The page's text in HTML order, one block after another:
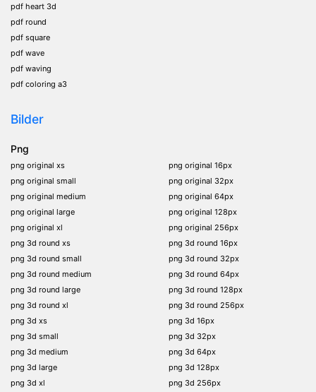
pdf heart 3d
pdf round
pdf square
pdf wave
pdf waving
pdf coloring a3
Bilder
Png
png original xs
png original small
png original medium
png original large
png original xl
png 3d round xs
png 3d round small
png 3d round medium
png 3d round large
png 3d round xl
png 3d xs
png 3d small
png 3d medium
png 3d large
png 3d xl
png original 16px
png original 32px
png original 64px
png original 128px
png original 256px
png 3d round 16px
png 3d round 32px
png 3d round 64px
png 3d round 128px
png 3d round 256px
png 3d 16px
png 3d 32px
png 3d 64px
png 3d 128px
png 3d 256px